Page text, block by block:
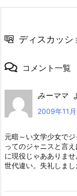
ディスカッシ
コメント一覧
みーママ
2009年11
元暗～い文学少女で
ってのジャニスと言
に現役じゃあありませ
世代違い。失礼しまし